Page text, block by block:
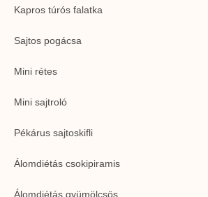
Kapros túrós falatka
Sajtos pogácsa
Mini rétes
Mini sajtroló
Pékárus sajtoskifli
Álomdiétás csokipiramis
Álomdiétás gyümölcsös